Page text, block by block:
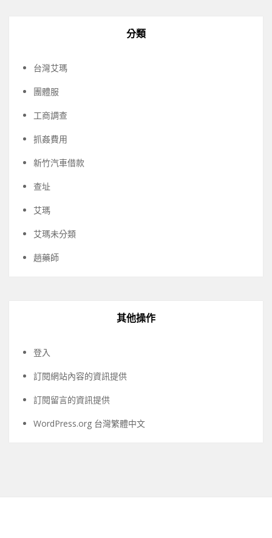
分類
台灣艾瑪
團體服
工商調查
抓姦費用
新竹汽車借款
查址
艾瑪
艾瑪未分類
趙藥師
其他操作
登入
訂閱網站內容的資訊提供
訂閱留言的資訊提供
WordPress.org 台灣繁體中文